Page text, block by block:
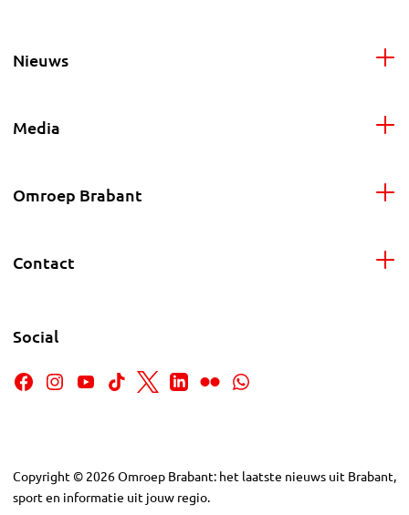
Nieuws
Media
Omroep Brabant
Contact
Social
Copyright © 2026Omroep Brabant: het laatste nieuws uit Brabant,
sport en informatie uit jouw regio.